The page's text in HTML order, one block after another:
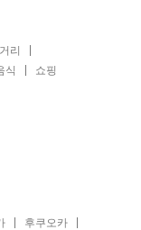
리
식 쇼핑
후쿠오카